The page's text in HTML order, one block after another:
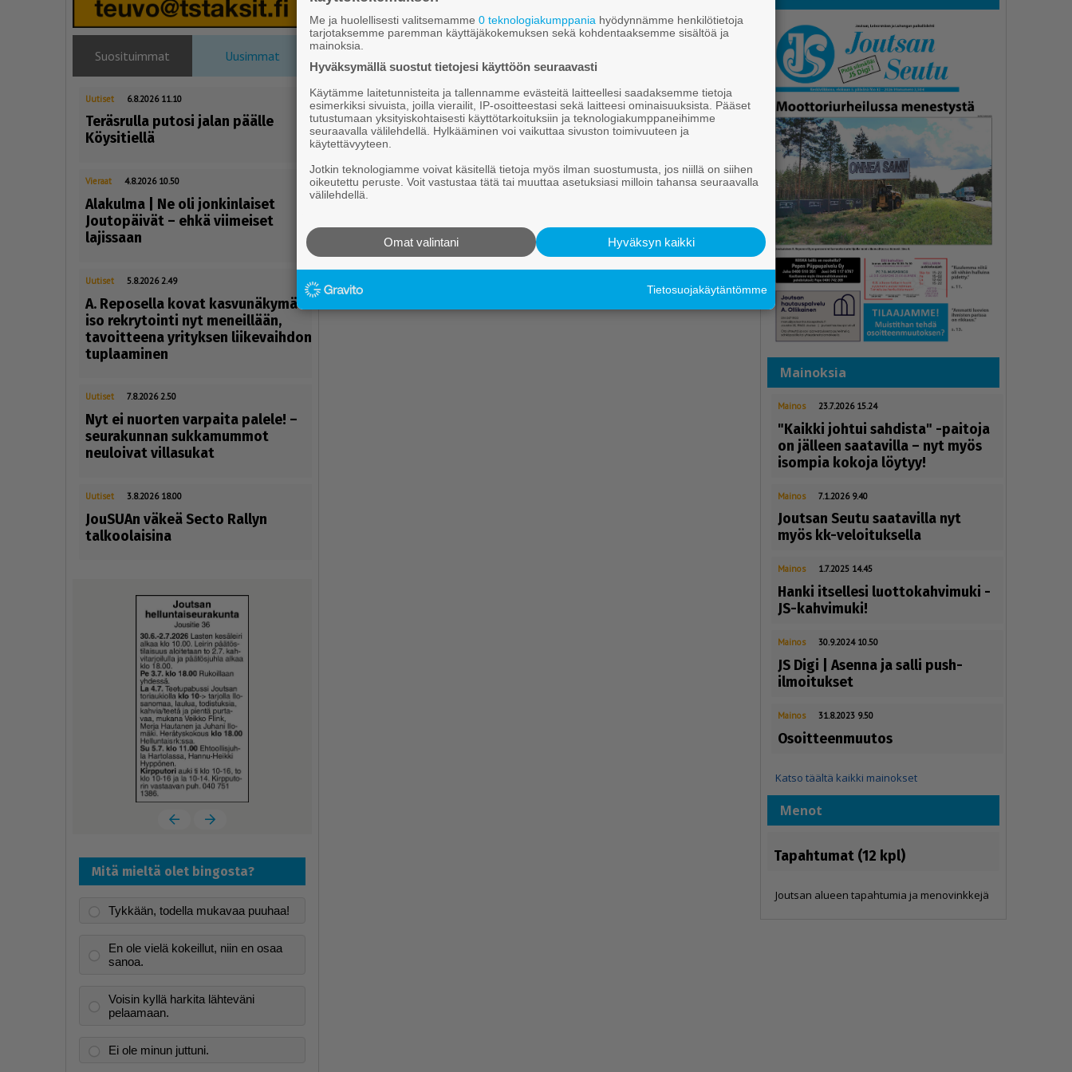
Suosituimmat Uusimmat
Uutiset 6.8.2026 11.10
Teräsrulla putosi jalan päälle
Köysitiellä
Vieraat 4.8.2026 10.50
Alakulma | Ne oli jonkinlaiset
Joutopäivät – ehkä viimeiset
lajissaan
Uutiset 5.8.2026 2.49
A. Reposella kovat kasvunäkymät:
iso rekrytointi nyt meneillään,
tavoitteena yrityksen liikevaihdon
tuplaaminen
Uutiset 7.8.2026 2.50
Nyt ei nuorten varpaita palele! –
seurakunnan sukkamummot
neuloivat villasukat
Uutiset 3.8.2026 18.00
JouSUAn väkeä Secto Rallyn
talkoolaisina
Mitä mieltä olet bingosta?
Tykkään, todella mukavaa puuhaa!
En ole vielä kokeillut, niin en osaa
sanoa.
Voisin kyllä harkita lähteväni
pelaamaan.
Ei ole minun juttuni.
Jatka lukemista kirjautumalla sisään
Oletko tilaaja? Käyttäjätunnuksen ja/tai salasanan voit tiedustella
asiakaspalvelustamme (konttori@joutsanseutu.fi tai 0201 876 100)
Käyttäjätunnus:
Salasana:
Ota yhteyttä toimitukseen
Mainoksia
Mainos 23.7.2026 15.24
"Kaikki johtui sahdista" -paitoja
on jälleen saatavilla – nyt myös
isompia kokoja löytyy!
Mainos 7.1.2026 9.40
Joutsan Seutu saatavilla nyt
myös kk-veloituksella
Mainos 1.7.2025 14.45
Hanki itsellesi luottokahvimuki -
JS-kahvimuki!
Mainos 30.9.2024 10.50
JS Digi | Asenna ja salli push-
ilmoitukset
Mainos 31.8.2023 9.50
Osoitteenmuutos
Katso täältä kaikki mainokset
Menot
Tapahtumat (12 kpl)
Joutsan alueen tapahtumia ja menovinkkejä
Me ja huolellisesti valitsemamme 0 teknologiakumppania hyödynnämme henkilötietoja
tarjotaksemme paremman käyttäjäkokemuksen sekä kohdentaaksemme sisältöä ja
mainoksia.
Hyväksymällä suostut tietojesi käyttöön seuraavasti
Käytämme laitetunnisteita ja tallennamme evästeitä laitteellesi saadaksemme tietoja
esimerkiksi sivuista, joilla vierailit, IP-osoitteestasi sekä laitteesi ominaisuuksista. Pääset
tutustumaan yksityiskohtaisesti käyttötarkoituksiin ja teknologiakumppaneihimme
seuraavalla välilehdellä. Hylkääminen voi vaikuttaa sivuston toimivuuteen ja
käytettävyyteen.
Jotkin teknologiamme voivat käsitellä tietoja myös ilman suostumusta, jos niillä on siihen
oikeutettu peruste. Voit vastustaa tätä tai muuttaa asetuksiasi milloin tahansa seuraavalla
välilehdellä.
Hyväksyn kaikki
Omat valintani
Tietosuojakäytäntömme